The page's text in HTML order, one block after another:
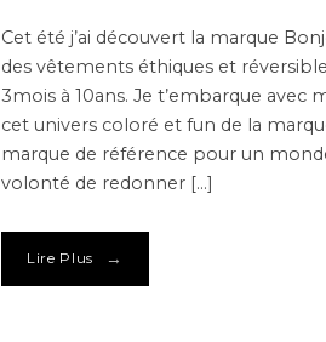
Cet été j’ai découvert la marque
des vêtements éthiques et
3mois à 10ans. Je t’embarque avec
cet univers coloré et fun de la
marque de référence pour un
volonté de redonner […]
Lire Plus →